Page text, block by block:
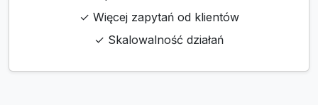
✓ Więcej zapytań od klientów
✓ Skalowalność działań